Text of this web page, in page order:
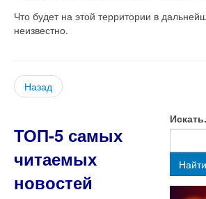
Что будет на этой территории в
неизвестно.
Назад
ТОП-5 самых
читаемых
новостей
Найти